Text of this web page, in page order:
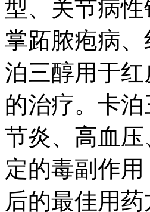
型、关节病
掌跖脓疱病
泊三醇用于
的治疗。卡
节炎、高血
定的毒副作
后的最佳用药